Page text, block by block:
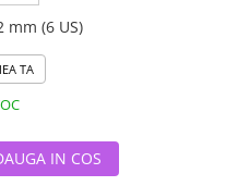
mm (6 US)
TA
IN COS